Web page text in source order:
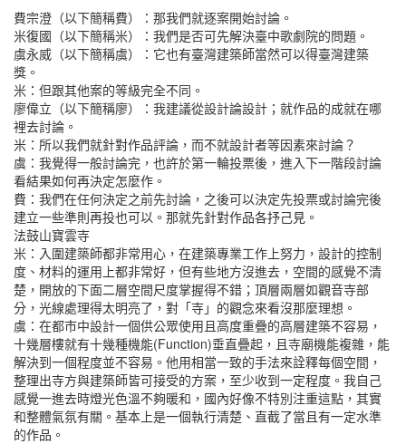
費宗澄（以下簡稱費）：那我們就逐案開始討論。
米復國（以下簡稱米）：我們是否可先解決臺中歌劇院的問題。
虞永威（以下簡稱虞）：它也有臺灣建築師當然可以得臺灣建築
獎。
米：但跟其他案的等級完全不同。
廖偉立（以下簡稱廖）：我建議從設計論設計；就作品的成就在哪
裡去討論。
米：所以我們就針對作品評論，而不就設計者等因素來討論？
虞：我覺得一般討論完，也許於第一輪投票後，進入下一階段討論
看結果如何再決定怎麼作。
費：我們在任何決定之前先討論，之後可以決定先投票或討論完後
建立一些準則再投也可以。那就先針對作品各抒己見。
法鼓山寶雲寺
米：入圍建築師都非常用心，在建築專業工作上努力，設計的控制
度、材料的運用上都非常好，但有些地方沒進去，空間的感覺不清
楚，開放的下面二層空間尺度掌握得不錯；頂層兩層如觀音寺部
分，光線處理得太明亮了，對「寺」的觀念來看沒那麼理想。
虞：在都市中設計一個供公眾使用且高度重疊的高層建築不容易，
十幾層樓就有十幾種機能(Function)垂直疊起，且寺廟機能複雜，能
解決到一個程度並不容易。他用相當一致的手法來詮釋每個空間，
整理出寺方與建築師皆可接受的方案，至少收到一定程度。我自己
感覺一進去時燈光色溫不夠暖和，國內好像不特別注重這點，其實
和整體氣氛有關。基本上是一個執行清楚、直截了當且有一定水準
的作品。